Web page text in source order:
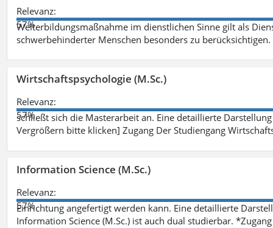
Relevanz:
57%
Weiterbildungsmaßnahme im dienstlichen Sinne gilt als
schwerbehinderter Menschen besonders zu berücksichtigen.
Wirtschaftspsychologie (M.Sc.)
Relevanz:
57%
schließt sich die Masterarbeit an. Eine detaillierte
Vergrößern bitte klicken] Zugang Der Studiengang
Information Science (M.Sc.)
Relevanz:
57%
Einrichtung angefertigt werden kann. Eine detaillierte
Information Science (M.Sc.) ist auch dual studierbar.